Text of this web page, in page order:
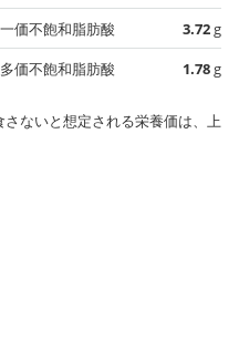
一価不飽和脂肪酸
3.72g
多価不飽和脂肪酸
1.78g
ないと想定される栄養価は、上